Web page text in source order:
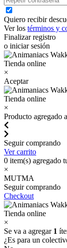
Quiero recibir
Ver los términos y
Finalizar registro
o iniciar sesión
×
Aceptar
×
Producto agregado
Seguir comprando
Ver carrito
0 item(s) agregado
×
MUTMA
Seguir comprando
Checkout
×
Se va a agregar 1
¿Es para un